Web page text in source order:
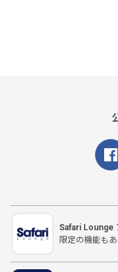
Safari Lounge
限定の機能も